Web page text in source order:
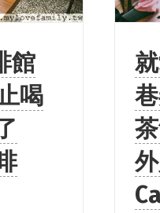
館
喝